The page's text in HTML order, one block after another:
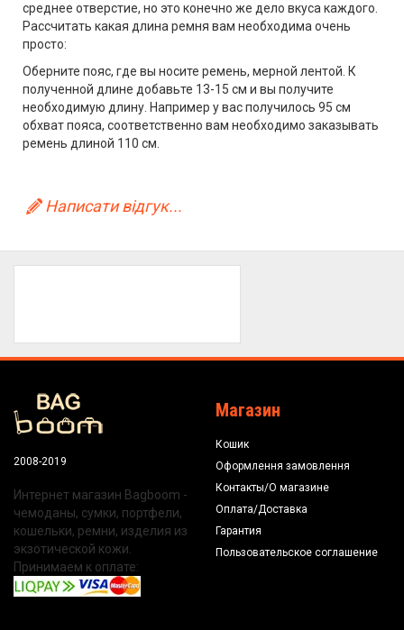
среднее отверстие, но это конечно же дело вкуса каждого.
Рассчитать какая длина ремня вам необходима очень
просто:
Оберните пояс, где вы носите ремень, мерной лентой. К
полученной длине добавьте 13-15 см и вы получите
необходимую длину. Например у вас получилось 95 см
обхват пояса, соответственно вам необходимо заказывать
ремень длиной 110 см.
Написати відгук...
2008-2019
Интернет магазин Bagboom -
чемоданы, сумки, портфели,
кошельки, ремни, изделия из
экзотической кожи.
Принимаем к оплате:
Магазин
Кошик
Оформлення замовлення
Контакты/О магазине
Оплата/Доставка
Гарантия
Пользовательское соглашение